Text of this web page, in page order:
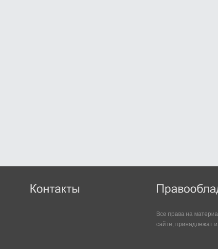
Все права на
сайте, принадлежат